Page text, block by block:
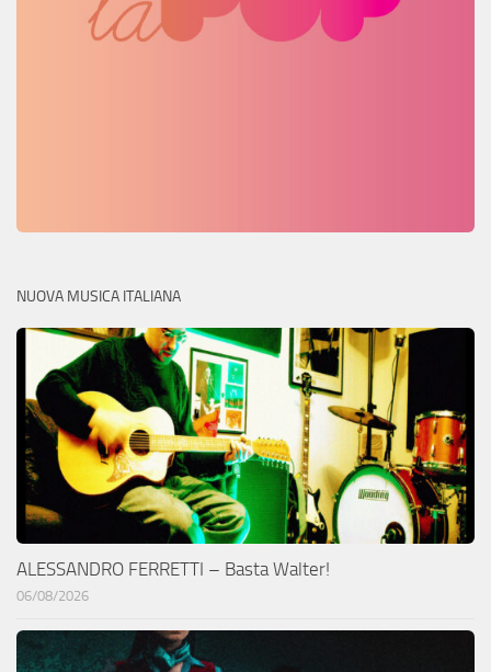
NUOVA MUSICA ITALIANA
ALESSANDRO FERRETTI – Basta Walter!
06/08/2026